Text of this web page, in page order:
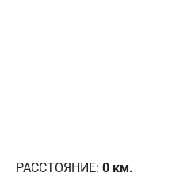
РАССТОЯНИЕ: 0 км.